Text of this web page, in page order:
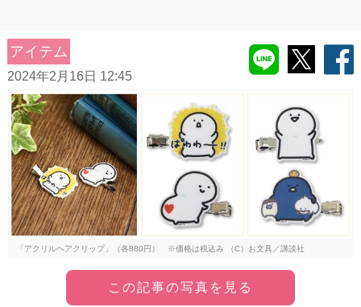
アイテム
2024年2月16日 12:45
「アクリルヘアクリップ」（各880円） ※価格は税込み （C）お文具／講談社
この記事の写真を見る